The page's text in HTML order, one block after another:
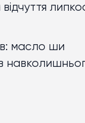
масло ши